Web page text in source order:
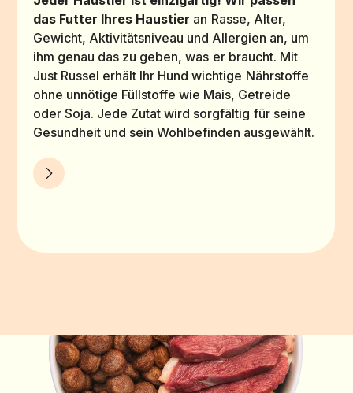
das Futter Ihres Haustier an Rasse, Alter,
Gewicht, Aktivitätsniveau und Allergien an, um
ihm genau das zu geben, was er braucht. Mit
Just Russel erhält Ihr Hund wichtige Nährstoffe
ohne unnötige Füllstoffe wie Mais, Getreide
oder Soja. Jede Zutat wird sorgfältig für seine
Gesundheit und sein Wohlbefinden ausgewählt.